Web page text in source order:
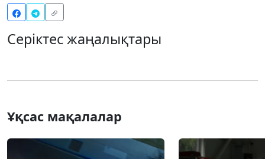
Серіктес жаңалықтары
Ұқсас мақалалар